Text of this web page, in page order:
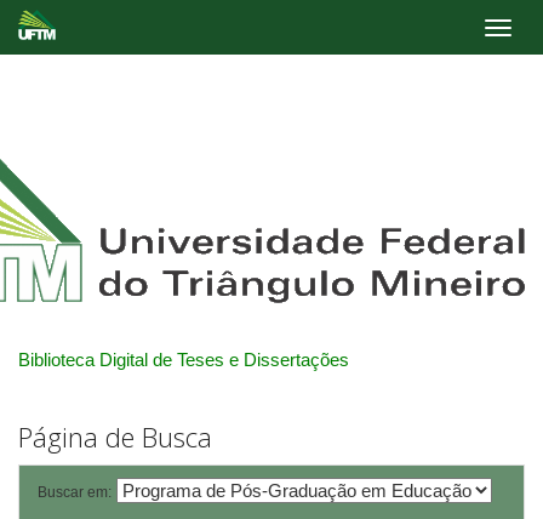
Biblioteca Digital de Teses e Dissertações
Página de Busca
Buscar em: